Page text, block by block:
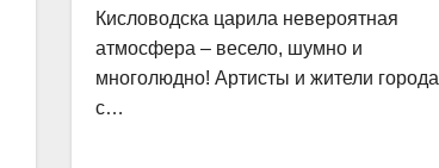
Кисловодска царила невероятная
атмосфера – весело, шумно и
многолюдно! Артисты и жители города
с…